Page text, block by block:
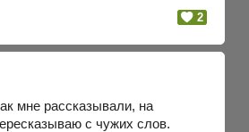
2
мне рассказывали, на
с чужих слов.